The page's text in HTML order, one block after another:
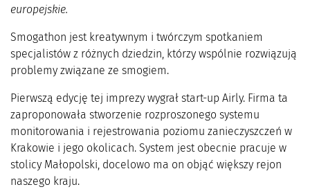
europejskie.
Smogathon jest kreatywnym i twórczym spotkaniem
specjalistów z różnych dziedzin, którzy wspólnie rozwiązują
problemy związane ze smogiem.
Pierwszą edycję tej imprezy wygrał start-up Airly. Firma ta
zaproponowała stworzenie rozproszonego systemu
monitorowania i rejestrowania poziomu zanieczyszczeń w
Krakowie i jego okolicach. System jest obecnie pracuje w
stolicy Małopolski, docelowo ma on objąć większy rejon
naszego kraju.